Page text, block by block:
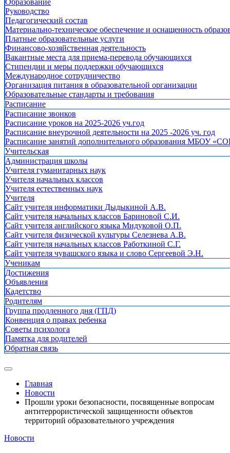
Образование
Руководство
Педагогический состав
Материально-техническое обеспечение и оснащенность
Платные образовательные услуги
Финансово-хозяйственная деятельность
Вакантные места для приема-перевода обучающихся
Стипендии и меры поддержки обучающихся
Международное сотрудничество
Организация питания в образовательной организации
Образовательные стандарты и требования
Расписание
Расписание звонков
Расписание уроков на 2025-2026 уч.год
Расписание внеурочной деятельности на 2025 -2026 уч. год
Расписание занятий дополнительного образования МБОУ
Учительская
Администрация школы
Учителя гуманитарных наук
Учителя начальных классов
Учителя естественных наук
Учителя
Cайт учителя информатики Дыдыкиной А.В.
Сайт учителя начальных классов Бариновой С.И.
Сайт учителя английского языка Мидуковой О.П.
Сайт учителя физической культуры Селезнева А.В.
Сайт учителя начальных классов Работкиной С.Г.
Сайт учителя чувашского языка и слово Сергеевой Э.Н.
Ученикам
Достижения
Объявления
Кадетство
Родителям
Группа продленного дня (ГПД)
Конвенция о правах ребенка
Советы психолога
Памятка для родителей
Обратная связь
Главная
Новости
Прошли уроки безопасности, посвященные вопросам
антитеррористической защищенности объектов
территорий образовательного учреждения
Новости